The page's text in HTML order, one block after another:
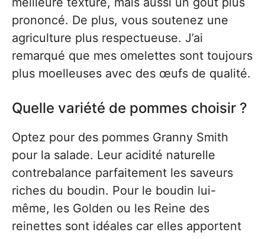
prononcé. De plus, vous soutenez une
agriculture plus respectueuse. J’ai
remarqué que mes omelettes sont toujours
plus moelleuses avec des œufs de qualité.
Quelle variété de pommes choisir ?
Optez pour des pommes Granny Smith
pour la salade. Leur acidité naturelle
contrebalance parfaitement les saveurs
riches du boudin. Pour le boudin lui-
même, les Golden ou les Reine des
reinettes sont idéales car elles apportent